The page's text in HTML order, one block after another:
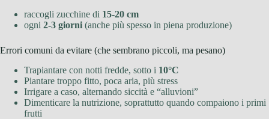
raccogli zucchine di 15-20 cm
ogni 2-3 giorni (anche più spesso in piena produzione)
Errori comuni da evitare (che sembrano piccoli, ma pesano)
Trapiantare con notti fredde, sotto i 10°C
Piantare troppo fitto, poca aria, più stress
Irrigare a caso, alternando siccità e “alluvioni”
Dimenticare la nutrizione, soprattutto quando compaiono i primi
frutti